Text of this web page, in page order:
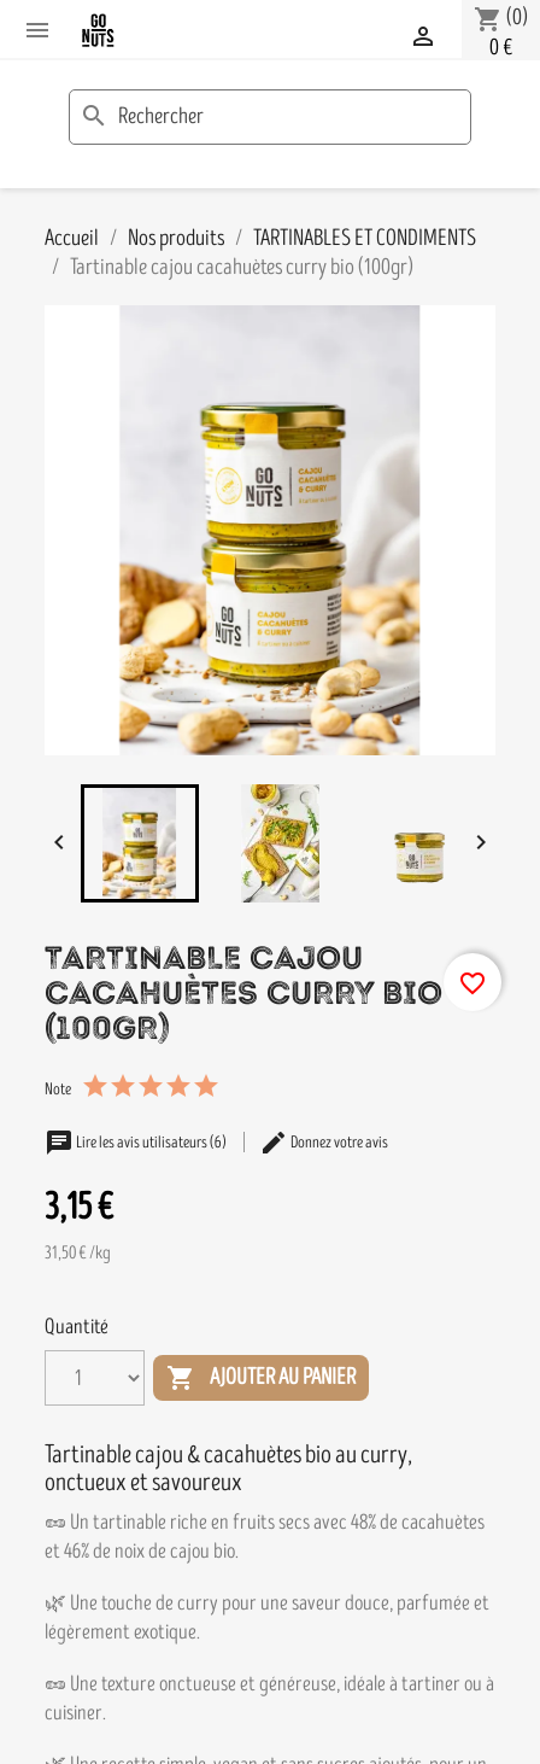
 shopping_cart (0)
0 €

search
Accueil Nos produits
TARTINABLES ET CONDIMENTS
Tartinable cajou cacahuètes curry bio (100gr)
 
TARTINABLE CAJOU
CACAHUÈTES CURRY BIO
(100GR)
Note
Lire les avis utilisateurs (6) Donnez votre avis
3,15 €
31,50 € /kg
Quantité
 AJOUTER AU PANIER
favorite_border
Tartinable cajou & cacahuètes bio au curry,
onctueux et savoureux
🥜 Un tartinable riche en fruits secs avec 48% de cacahuètes
et 46% de noix de cajou bio.
🌿 Une touche de curry pour une saveur douce, parfumée et
légèrement exotique.
🥜 Une texture onctueuse et généreuse, idéale à tartiner ou à
cuisiner.